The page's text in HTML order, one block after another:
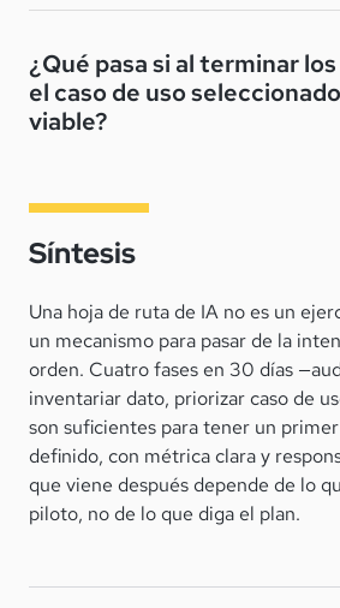
¿Qué pasa si al terminar
el caso de uso
viable?
Síntesis
Una hoja de ruta de IA no es un
un mecanismo para pasar de la
orden. Cuatro fases en 30 días
inventariar dato, priorizar caso de
son suficientes para tener un
definido, con métrica clara y
que viene después depende de lo
piloto, no de lo que diga el plan.